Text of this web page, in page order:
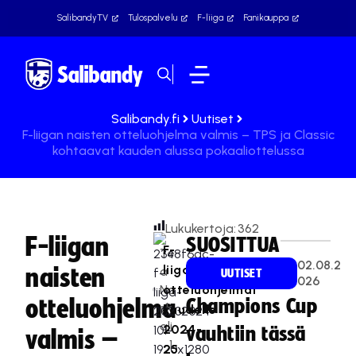
SalibandyTV Tulospalvelu F-liiga Fanikauppa
Salibandy.fi
Uutiset
F-liigan naisten otteluohjelma valmis – TPS ja Classic
kohtaavat kauden alussa pokaaliottelussa
F-liigan
naisten
otteluohjelma
valmis –
Te
a
Na
sk
ali
1
Lukukertoja: 362
F-
liigan
otteluohjelmat
kaudelle
2024-
25
SUOSITTUA
UUTISET
02.08.2
026
Champions Cup
vauhtiin tässä